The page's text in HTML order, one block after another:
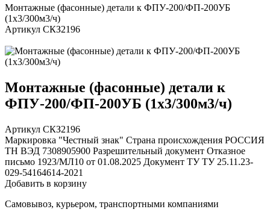
Монтажные (фасонные) детали к ФПУ-200/ФП-200УБ
(1х3/300м3/ч)
Артикул СКЗ2196
Монтажные (фасонные) детали к
ФПУ-200/ФП-200УБ (1х3/300м3/ч)
Артикул СКЗ2196
Маркировка "Честный знак" Страна происхождения РОССИЯ
ТН ВЭД 7308905900 Разрешительный документ Отказное
письмо 1923/МЛ10 от 01.08.2025 Документ ТУ ТУ 25.11.23-
029-54164614-2021
Добавить в корзину
Самовывоз, курьером, транспортными компаниями